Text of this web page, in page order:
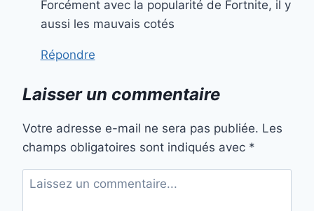
Forcément avec la popularité de Fortnite, il y
aussi les mauvais cotés
Répondre
Laisser un commentaire
Votre adresse e-mail ne sera pas publiée. Les
champs obligatoires sont indiqués avec *